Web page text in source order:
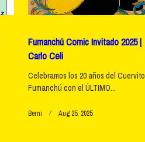
Fumanchú Comic Invitado 2025 |
Carlo Celi
Celebramos los 20 años del Cuervito
Fumanchú con el ÚLTIMO...
Berni Aug 25, 2025